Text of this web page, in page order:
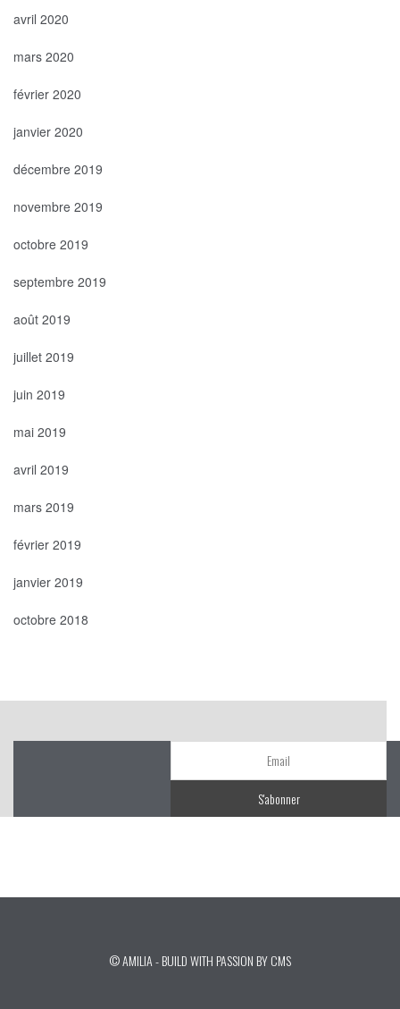
avril 2020
mars 2020
février 2020
janvier 2020
décembre 2019
novembre 2019
octobre 2019
septembre 2019
août 2019
juillet 2019
juin 2019
mai 2019
avril 2019
mars 2019
février 2019
janvier 2019
octobre 2018
© AMILIA - BUILD WITH PASSION BY CMS